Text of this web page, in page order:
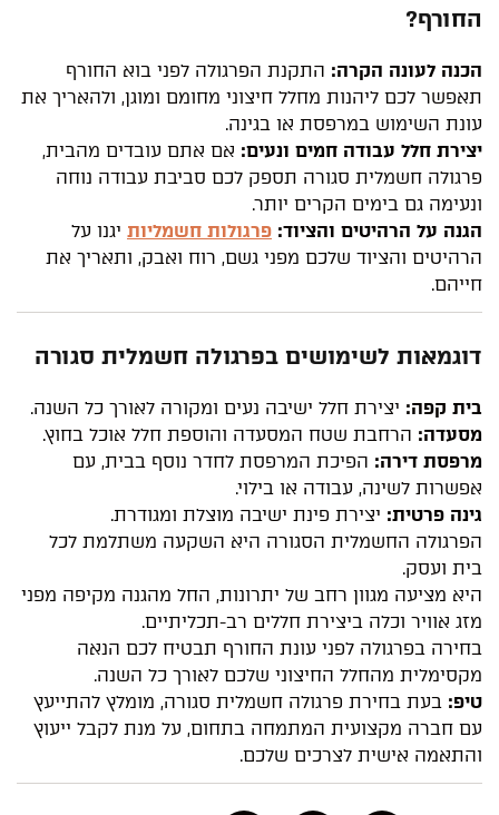
החורף?
הכנה לעונה הקרה: התקנת הפרגולה לפני בוא החורף
תאפשר לכם ליהנות מחלל חיצוני מחומם ומוגן, ולהאריך את
עונת השימוש במרפסת או בגינה.
יצירת חלל עבודה חמים ונעים: אם אתם עובדים מהבית,
פרגולה חשמלית סגורה תספק לכם סביבת עבודה נוחה
ונעימה גם בימים הקרים יותר.
הגנה על הרהיטים והציוד: פרגולות חשמליות יגנו על
הרהיטים והציוד שלכם מפני גשם, רוח ואבק, ותאריך את
חייהם.
דוגמאות לשימושים בפרגולה חשמלית סגורה
בית קפה: יצירת חלל ישיבה נעים ומקורה לאורך כל השנה.
מסעדה: הרחבת שטח המסעדה והוספת חלל אוכל בחוץ.
מרפסת דירה: הפיכת המרפסת לחדר נוסף בבית, עם
אפשרות לשינה, עבודה או בילוי.
גינה פרטית: יצירת פינת ישיבה מוצלת ומגודרת.
הפרגולה החשמלית הסגורה היא השקעה משתלמת לכל
בית ועסק.
היא מציעה מגוון רחב של יתרונות, החל מהגנה מקיפה מפני
מזג אוויר וכלה ביצירת חללים רב-תכליתיים.
בחירה בפרגולה לפני עונת החורף תבטיח לכם הנאה
מקסימלית מהחלל החיצוני שלכם לאורך כל השנה.
טיפ: בעת בחירת פרגולה חשמלית סגורה, מומלץ להתייעץ
עם חברה מקצועית המתמחה בתחום, על מנת לקבל ייעוץ
והתאמה אישית לצרכים שלכם.